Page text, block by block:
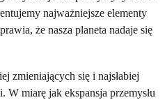
najważniejsze elementy
że nasza planeta nadaje się
zmieniających się i najsłabiej
miarę jak ekspansja przemysłu